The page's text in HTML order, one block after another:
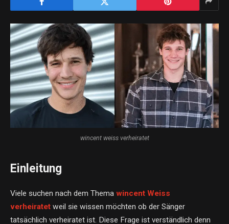
wincent weiss verheiratet
Einleitung
Viele suchen nach dem Thema wincent Weiss
verheiratet weil sie wissen möchten ob der Sänger
tatsächlich verheiratet ist. Diese Frage ist verständlich denn